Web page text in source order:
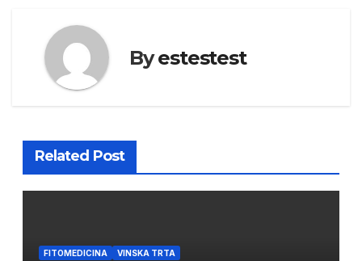
Byestestest
Related Post
FITOMEDICINA VINSKA TRTA